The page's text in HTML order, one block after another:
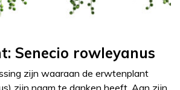
Senecio rowleyanus
zijn waaraan de erwtenplant